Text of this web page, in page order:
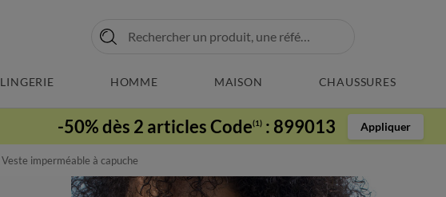
LINGERIE HOMME MAISON CHAUSSURES
-50% dès 2 articles Code(1) : 899013 Appliquer
Veste imperméable à capuche